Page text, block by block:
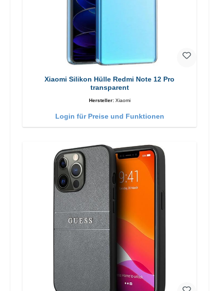
Xiaomi Silikon Hülle Redmi Note 12 Pro
transparent
Hersteller: Xiaomi
Login für Preise und Funktionen